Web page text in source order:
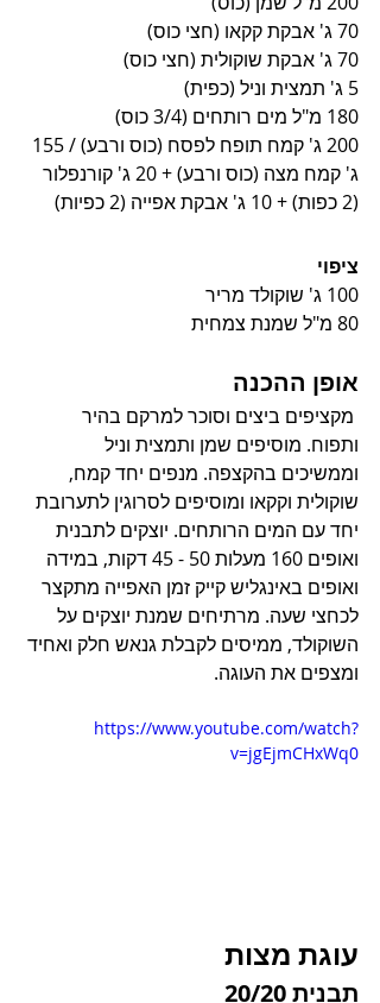
70 ג' אבקת קקאו (חצי כוס)
70 ג' אבקת שוקולית (חצי כוס)
5 ג' תמצית וניל (כפית)
180 מ"ל מים רותחים (3/4 כוס)
ג' קמח מצה (כוס ורבע) + 20 ג' קורנפלור
(2 כפות) + 10 ג' אבקת אפייה (2 כפיות)
ציפוי
100 ג' שוקולד מריר
80 מ"ל שמנת צמחית
אופן ההכנה
מקציפים ביצים וסוכר למרקם בהיר
ותפוח. מוסיפים שמן ותמצית וניל
וממשיכים בהקצפה. מנפים יחד קמח,
שוקולית וקקאו ומוסיפים לסרוגין לתערובת
יחד עם המים הרותחים. יוצקים לתבנית
ואופים 160 מעלות 50 - 45 דקות, במידה
ואופים באינגליש קייק זמן האפייה מתקצר
לכחצי שעה. מרתיחים שמנת יוצקים על
השוקולד, ממיסים לקבלת גנאש חלק ואחיד
ומצפים את העוגה.
https://www.youtube.com/watch?
v=jgEjmCHxWq0
עוגת מצות
תבנית 20/20